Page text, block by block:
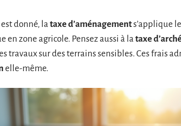
donné, la taxe d’aménagements’applique
en zone agricole. Pensez aussi à la taxe
travaux sur des terrains sensibles. Ces frais
elle-même.